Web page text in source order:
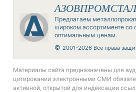
Предлагаем
широком ассортименте со
оптимальным ценам.
© 2001-2026 Все права
Материалы сайта предназначены для
цитировании электронными СМИ
активной, открытой для индексации